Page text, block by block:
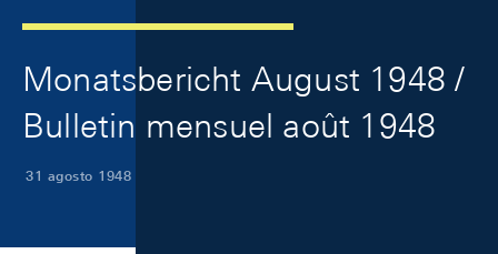
Monatsbericht August 1948 /
Bulletin mensuel août 1948
31 agosto 1948